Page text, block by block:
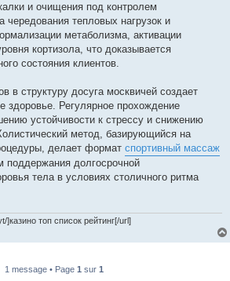
и очищения под контролем
чередования тепловых нагрузок и
метаболизма, активации
кортизола, что доказывается
состояния клиентов.
в структуру досуга москвичей создает
здоровье. Регулярное прохождение
устойчивости к стрессу и снижению
метод, базирующийся на
делает формат спортивный массаж
поддержания долгосрочной
тела в условиях столичного ритма
]казино топ список рейтинг[/url]
1 message • Page 1 sur 1